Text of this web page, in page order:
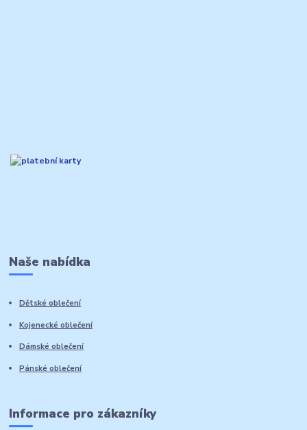
Naše nabídka
Dětské oblečení
Kojenecké oblečení
Dámské oblečení
Pánské oblečení
Informace pro zákazníky